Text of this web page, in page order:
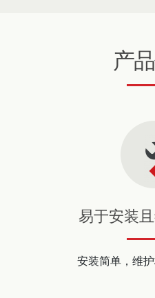
产
易于安装
安装简单，维